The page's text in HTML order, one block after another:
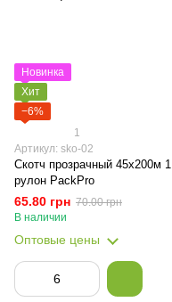
Новинка
Хит
−6%
1
Артикул: sko-02
Скотч прозрачный 45х200м 1
рулон PackPro
65.80 грн 70.00 грн
В наличии
Оптовые цены